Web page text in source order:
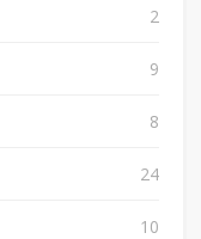
2
9
8
24
10